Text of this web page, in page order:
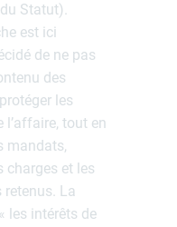
Statut).
est ici
de ne pas
des
les
tout en
mandats,
charges et les
La
les intérêts de